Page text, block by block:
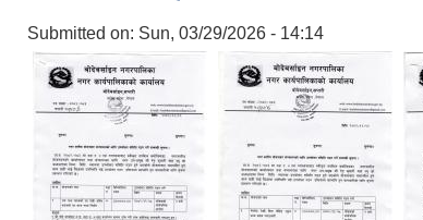
Submitted on: Sun, 03/29/2026 - 14:14